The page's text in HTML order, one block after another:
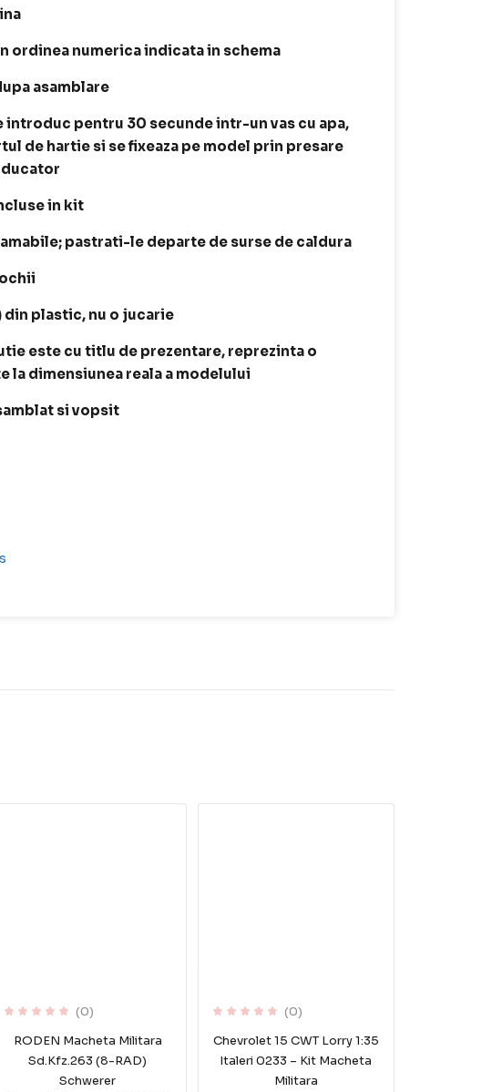
ordinea numerica indicata in schema
asamblare
introduc pentru 30 secunde intr-un vas cu apa,
de hartie si se fixeaza pe model prin presare
in kit
pastrati-le departe de surse de caldura
plastic, nu o jucarie
este cu titlu de prezentare, reprezinta o
la dimensiunea reala a modelului
si vopsit
(0)
RODEN Macheta Militara
Sd.Kfz.263 (8-RAD)
Schwerer
(0)
Chevrolet 15 CWT Lorry 1:35
Italeri 0233 – Kit Macheta
Militara